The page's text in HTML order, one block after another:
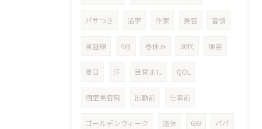
パサつき 活字 作家 美容 習慣
東証線 4月 春休み 30代 理容
夏日 汗 目覚まし QOL
個室美容院 出勤前 仕事前
ゴールデンウィーク 連休 GW パパ